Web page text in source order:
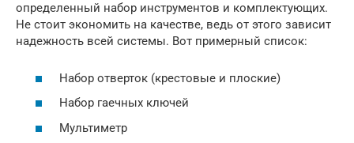
определенный набор инструментов и комплектующих.
Не стоит экономить на качестве, ведь от этого зависит
надежность всей системы. Вот примерный список:
Набор отверток (крестовые и плоские)
Набор гаечных ключей
Мультиметр